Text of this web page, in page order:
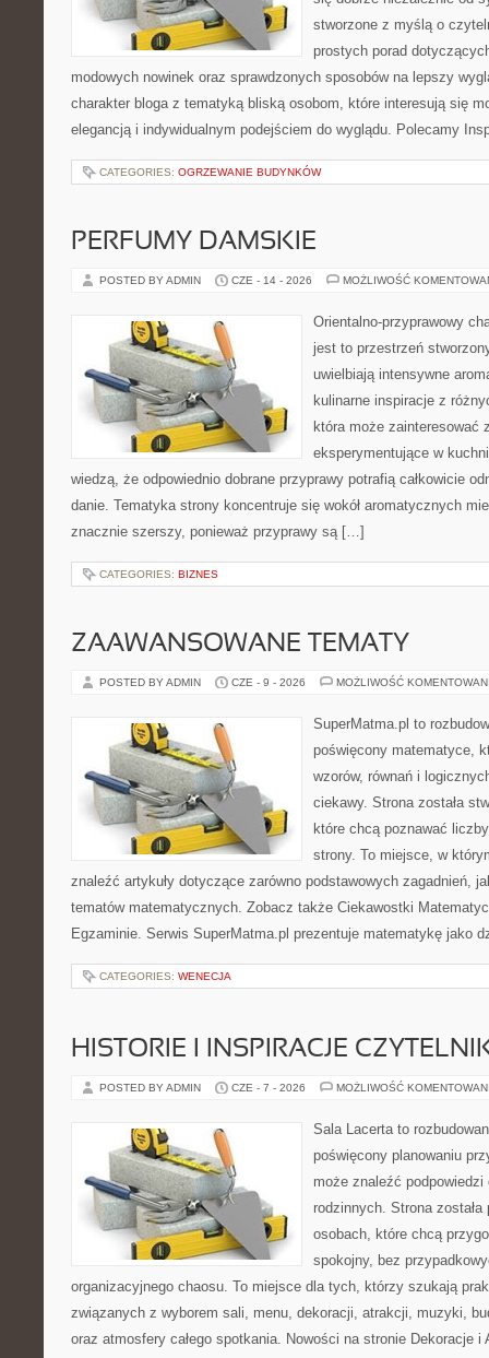
stworzone z myślą o
prostych porad
modowych nowinek oraz sprawdzonych sposobów na lepszy
charakter bloga z tematyką bliską osobom, które interesują się
elegancją i indywidualnym podejściem do wyglądu. Polecamy
CATEGORIES: OGRZEWANIE BUDYNKÓW
PERFUMY DAMSKIE
POSTED BY ADMIN CZE - 14 - 2026 MOŻLIWOŚĆ
Orientalno-przyprawowy
jest to przestrzeń
uwielbiają intensywne
kulinarne inspiracje z
która może zainteresować
eksperymentujące w
wiedzą, że odpowiednio dobrane przyprawy potrafią całkowicie
danie. Tematyka strony koncentruje się wokół aromatycznych
znacznie szerszy, ponieważ przyprawy są […]
CATEGORIES: BIZNES
ZAAWANSOWANE TEMATY
POSTED BY ADMIN CZE - 9 - 2026 MOŻLIWOŚĆ
SuperMatma.pl to
poświęcony matematyce,
wzorów, równań i
ciekawy. Strona została
które chcą poznawać
strony. To miejsce, w
znaleźć artykuły dotyczące zarówno podstawowych zagadnień,
tematów matematycznych. Zobacz także Ciekawostki
Egzaminie. Serwis SuperMatma.pl prezentuje matematykę jako
CATEGORIES: WENECJA
HISTORIE I INSPIRACJE
POSTED BY ADMIN CZE - 7 - 2026 MOŻLIWOŚĆ
Sala Lacerta to
poświęcony planowaniu
może znaleźć
rodzinnych. Strona
osobach, które chcą
spokojny, bez
organizacyjnego chaosu. To miejsce dla tych, którzy szukają
związanych z wyborem sali, menu, dekoracji, atrakcji, muzyki,
oraz atmosfery całego spotkania. Nowości na stronie Dekoracje